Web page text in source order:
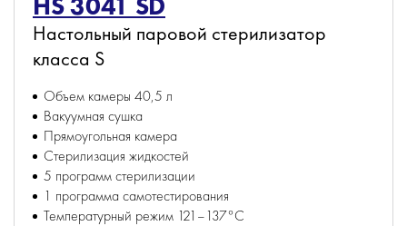
Настольный паровой стерилизатор
класса S
Объем камеры 40,5 л
Вакуумная сушка
Прямоугольная камера
Стерилизация жидкостей
5 программ стерилизации
1 программа самотестирования
Температурный режим 121–137°С